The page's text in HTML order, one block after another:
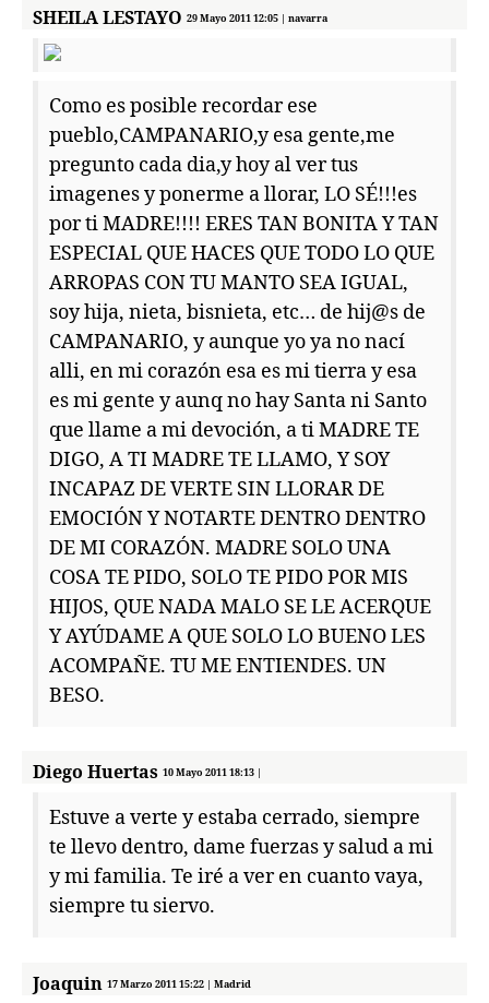
SHEILA LESTAYO 29 Mayo 2011 12:05 | navarra
Como es posible recordar ese
pueblo,CAMPANARIO,y esa gente,me
pregunto cada dia,y hoy al ver tus
imagenes y ponerme a llorar, LO SÉ!!!es
por ti MADRE!!!! ERES TAN BONITA Y TAN
ESPECIAL QUE HACES QUE TODO LO QUE
ARROPAS CON TU MANTO SEA IGUAL,
soy hija, nieta, bisnieta, etc… de hij@s de
CAMPANARIO, y aunque yo ya no nací
alli, en mi corazón esa es mi tierra y esa
es mi gente y aunq no hay Santa ni Santo
que llame a mi devoción, a ti MADRE TE
DIGO, A TI MADRE TE LLAMO, Y SOY
INCAPAZ DE VERTE SIN LLORAR DE
EMOCIÓN Y NOTARTE DENTRO DENTRO
DE MI CORAZÓN. MADRE SOLO UNA
COSA TE PIDO, SOLO TE PIDO POR MIS
HIJOS, QUE NADA MALO SE LE ACERQUE
Y AYÚDAME A QUE SOLO LO BUENO LES
ACOMPAÑE. TU ME ENTIENDES. UN
BESO.
Diego Huertas 10 Mayo 2011 18:13 |
Estuve a verte y estaba cerrado, siempre
te llevo dentro, dame fuerzas y salud a mi
y mi familia. Te iré a ver en cuanto vaya,
siempre tu siervo.
Joaquin 17 Marzo 2011 15:22 | Madrid